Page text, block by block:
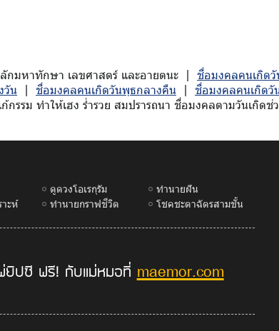
กมหาทักษา เลขศาสตร์ และอายตนะ | ชื่อมงคลคนเกิด
วัน | ชื่อมงคลคนเกิดวันพุธกลางคืน | ชื่อมงคลคนเกิด
รม ทำให้เฮง ร่ำรวย สมปรารถนา ชื่อมงคลตามวันเกิดช่ว
ดูดวงโอเรกุรัม
ทำนายฝัน
ะห์ ทำนายกราฟชีวิต โชคชะตาฉัตรสามชั้น
ยิปซี ฟรี! กับแม่หมอที่ maemor.com